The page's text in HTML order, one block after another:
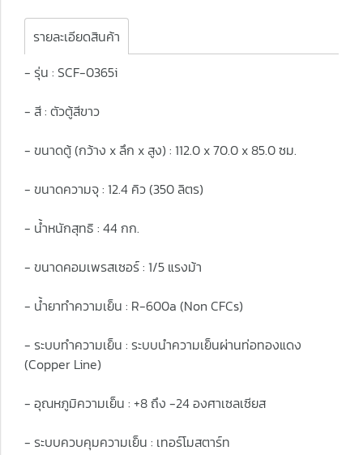
รายละเอียดสินค้า
- รุ่น : SCF-0365i
- สี : ตัวตู้สีขาว
- ขนาดตู้ (กว้าง x ลึก x สูง) : 112.0 x 70.0 x 85.0 ซม.
- ขนาดความจุ : 12.4 คิว (350 ลิตร)
- น้ำหนักสุทธิ : 44 กก.
- ขนาดคอมเพรสเซอร์ : 1/5 แรงม้า
- น้ำยาทำความเย็น : R-600a (Non CFCs)
- ระบบทำความเย็น : ระบบนำความเย็นผ่านท่อทองแดง
(Copper Line)
- อุณหภูมิความเย็น : +8 ถึง -24 องศาเซลเซียส
- ระบบควบคุมความเย็น : เทอร์โมสตาร์ท